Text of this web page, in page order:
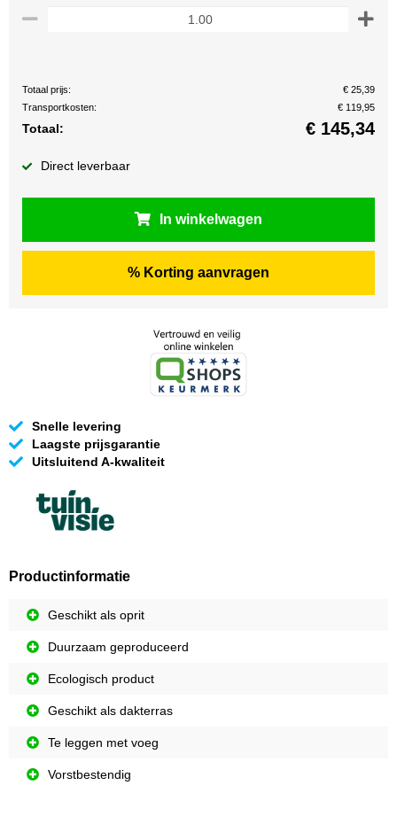
Totaal prijs:
€ 25,39
Transportkosten:
€ 119,95
Totaal: € 145,34
Direct leverbaar
In winkelwagen
% Korting aanvragen
Snelle levering
Laagste prijsgarantie
Uitsluitend A-kwaliteit
Productinformatie
Geschikt als oprit
Duurzaam geproduceerd
Ecologisch product
Geschikt als dakterras
Te leggen met voeg
Vorstbestendig